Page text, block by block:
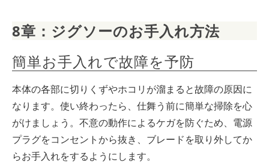
8章：ジグソーのお手入れ方法
簡単お手入れで故障を予防
本体の各部に切りくずやホコリが溜まると故障の原因に
なります。使い終わったら、仕舞う前に簡単な掃除を心
がけましょう。不意の動作によるケガを防ぐため、電源
プラグをコンセントから抜き、ブレードを取り外してか
らお手入れをするようにします。